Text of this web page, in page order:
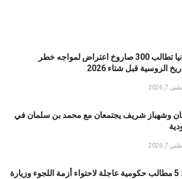
أوكرانيا تطالب 300 صاروخ اعتراض لمواجه خطر
الروسية قبل شتاء 2026
7, 2026
وشهباز شريف يجتمعان مع محمد بن سلمان في
7, 2026
سبتة: 5 مطالب حكومية عاجلة لاحتواء أزمة اللجوء وزيارة